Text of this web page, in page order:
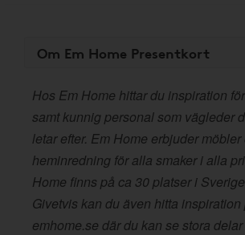
Om Em Home Presentkort
Hos Em Home hittar du inspiration
samt kunnig personal som vägleder
letar efter. Em Home erbjuder möbler
heminredning för alla smaker i alla
Home finns på ca 30 platser i
Givetvis kan du även hitta inspiration
emhome.se där du kan se stora